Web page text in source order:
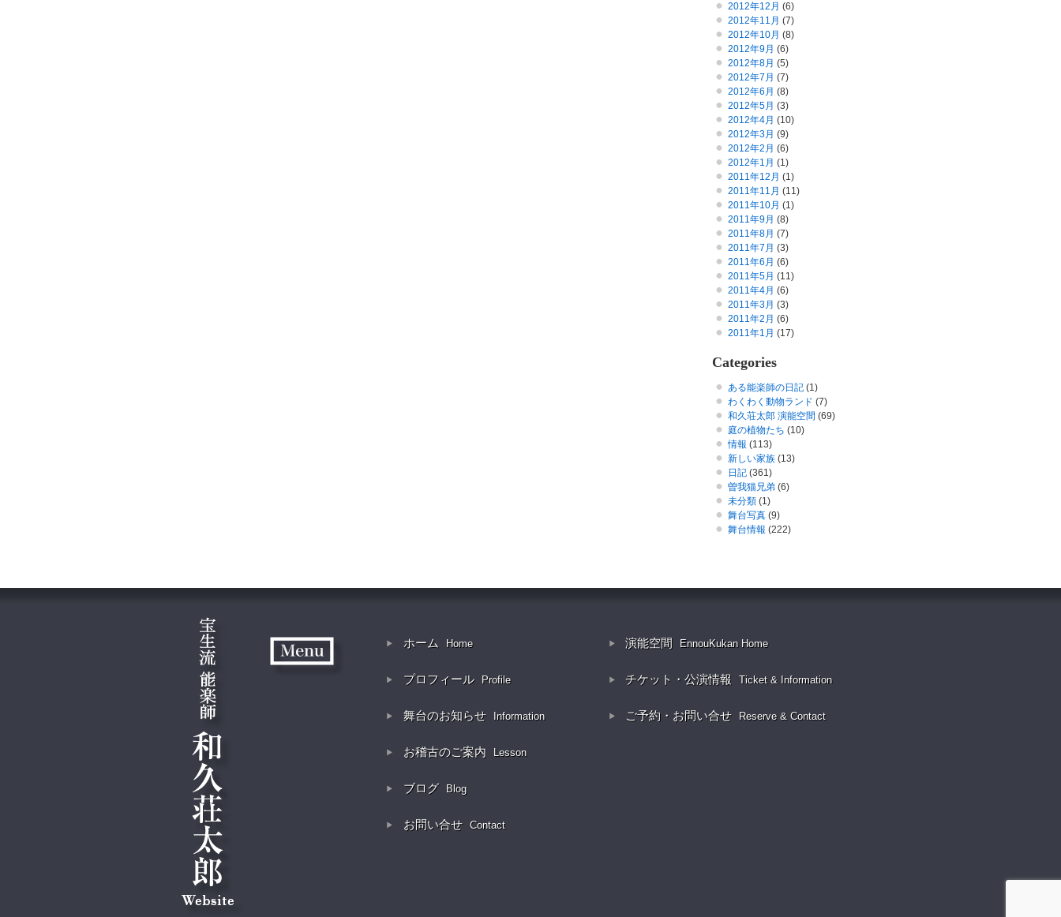
2012年12月 (6)
2012年11月 (7)
2012年10月 (8)
2012年9月 (6)
2012年8月 (5)
2012年7月 (7)
2012年6月 (8)
2012年5月 (3)
2012年4月 (10)
2012年3月 (9)
2012年2月 (6)
2012年1月 (1)
2011年12月 (1)
2011年11月 (11)
2011年10月 (1)
2011年9月 (8)
2011年8月 (7)
2011年7月 (3)
2011年6月 (6)
2011年5月 (11)
2011年4月 (6)
2011年3月 (3)
2011年2月 (6)
2011年1月 (17)
Categories
ある能楽師の日記 (1)
わくわく動物ランド (7)
和久荘太郎 演能空間 (69)
庭の植物たち (10)
情報 (113)
新しい家族 (13)
日記 (361)
曽我猫兄弟 (6)
未分類 (1)
舞台写真 (9)
舞台情報 (222)
ホーム Home
プロフィール Profile
舞台のお知らせ Information
お稽古のご案内 Lesson
ブログ Blog
お問い合せ Contact
演能空間 EnnouKukan Home
チケット・公演情報 Ticket & Information
ご予約・お問い合せ Reserve & Contact